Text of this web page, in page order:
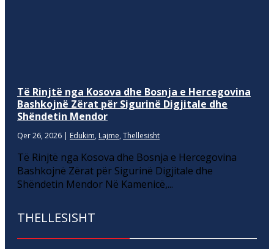
Të Rinjtë nga Kosova dhe Bosnja e Hercegovina
Bashkojnë Zërat për Sigurinë Digjitale dhe
Shëndetin Mendor
Qer 26, 2026 | Edukim, Lajme, Thellesisht
Të Rinjtë nga Kosova dhe Bosnja e Hercegovina
Bashkojnë Zërat për Sigurinë Digjitale dhe
Shëndetin Mendor Në Kamenicë,...
THELLESISHT